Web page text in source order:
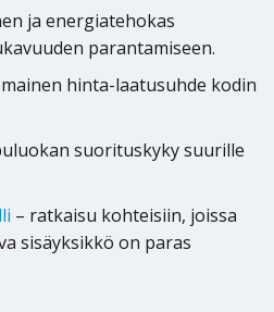
ja energiatehokas
parantamiseen.
hinta-laatusuhde kodin
suorituskyky suurille
– ratkaisu kohteisiin, joissa
sisäyksikkö on paras